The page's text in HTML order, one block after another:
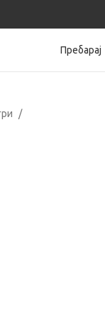
Пребарај